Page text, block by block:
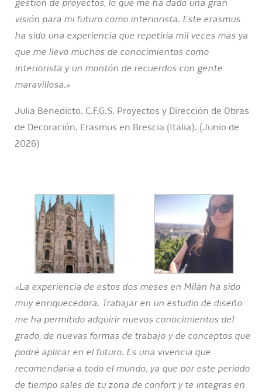
gestión de proyectos, lo que me ha dado una gran
visión para mi futuro como interiorista. Este erasmus
ha sido una experiencia que repetiría mil veces más ya
que me llevo muchos de conocimientos como
interiorista y un montón de recuerdos con gente
maravillosa.»
Julia Benedicto. C.F.G.S. Proyectos y Dirección de Obras
de Decoración. Erasmus en Brescia (Italia). (Junio de
2026)
«La experiencia de estos dos meses en Milán ha sido
muy enriquecedora. Trabajar en un estudio de diseño
me ha permitido adquirir nuevos conocimientos del
grado, de nuevas formas de trabajo y de conceptos que
podré aplicar en el futuro. Es una vivencia que
recomendaría a todo el mundo, ya que por este periodo
de tiempo sales de tu zona de confort y te integras en